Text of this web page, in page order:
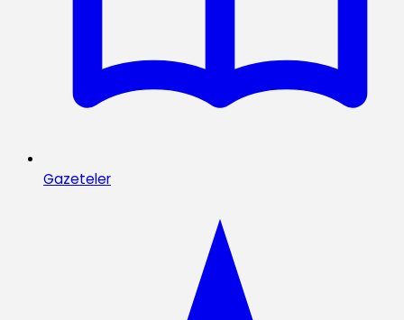
Gazeteler